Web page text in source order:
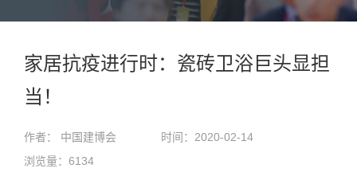
家居抗疫进行时：瓷砖卫浴巨头显担
当！
作者： 中国建博会
时间：2020-02-14
浏览量：6134